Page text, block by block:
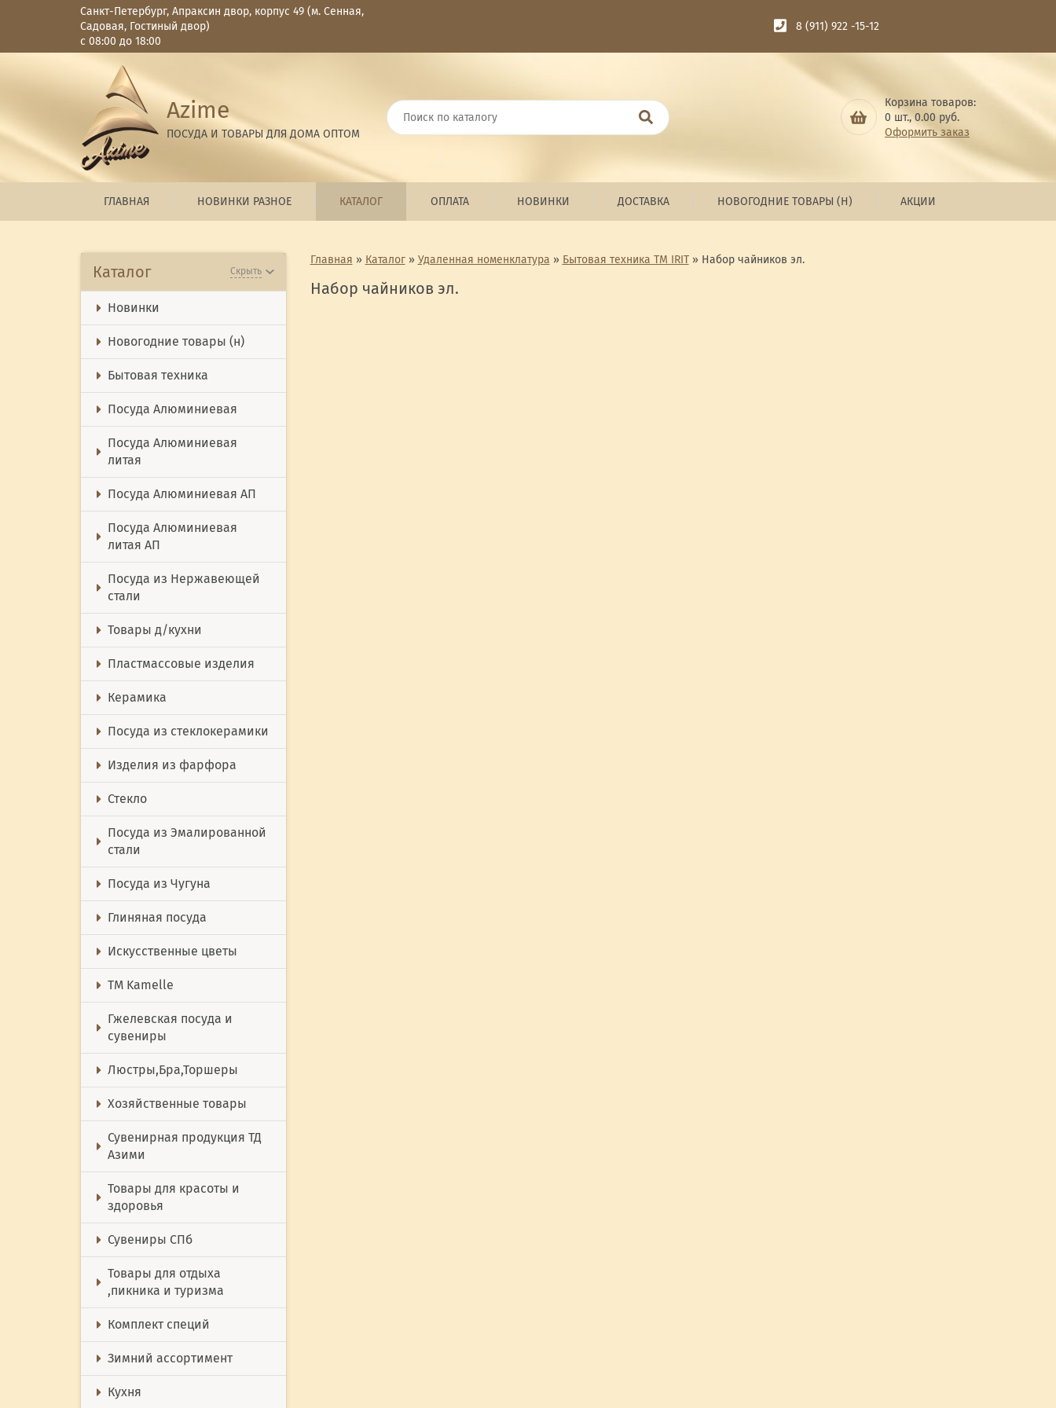
Санкт-Петербург, Апраксин двор, корпус 49 (м. Сенная,
Садовая, Гостиный двор)
с 08:00 до 18:00
8 (911) 922 -15-12
Azime
ПОСУДА И ТОВАРЫ ДЛЯ ДОМА ОПТОМ
Корзина товаров:
0 шт.,0.00 руб.
Оформить заказ
ГЛАВНАЯ НОВИНКИ РАЗНОЕ КАТАЛОГ ОПЛАТА НОВИНКИ ДОСТАВКА НОВОГОДНИЕ ТОВАРЫ (Н) АКЦИИ
Каталог Скрыть
Новинки
Новогодние товары (н)
Бытовая техника
Посуда Алюминиевая
Посуда Алюминиевая
литая
Посуда Алюминиевая АП
Посуда Алюминиевая
литая АП
Посуда из Нержавеющей
стали
Товары д/кухни
Пластмассовые изделия
Керамика
Посуда из стеклокерамики
Изделия из фарфора
Стекло
Посуда из Эмалированной
стали
Посуда из Чугуна
Глиняная посуда
Искусственные цветы
ТМ Kamelle
Гжелевская посуда и
сувениры
Люстры,Бра,Торшеры
Хозяйственные товары
Сувенирная продукция ТД
Азими
Товары для красоты и
здоровья
Сувениры СПб
Товары для отдыха
,пикника и туризма
Комплект специй
Зимний ассортимент
Кухня
Главная » Каталог» Удаленная номенклатура » Бытовая техника ТМ IRIT» Набор чайников эл.
Набор чайников эл.